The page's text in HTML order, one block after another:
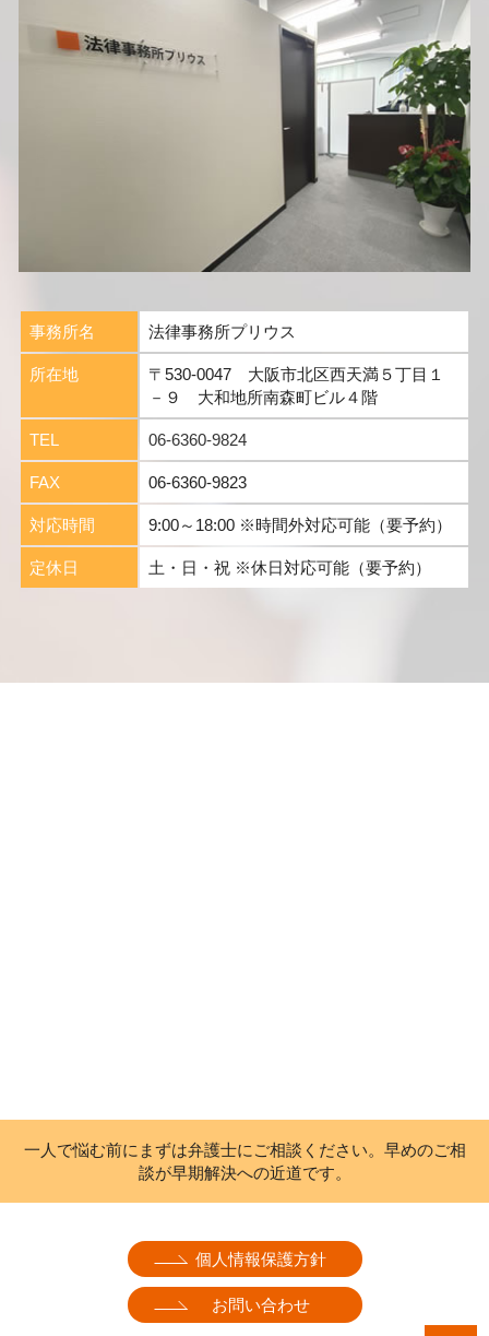
事務所名 法律事務所プリウス
所在地
〒530-0047 大阪市北区西天満５丁目１
－９ 大和地所南森町ビル４階
TEL 06-6360-9824
FAX 06-6360-9823
対応時間 9:00～18:00 ※時間外対応可能（要予約）
定休日 土・日・祝 ※休日対応可能（要予約）
一人で悩む前にまずは弁護士にご相談ください。早めのご相
談が早期解決への近道です。
個人情報保護方針
お問い合わせ